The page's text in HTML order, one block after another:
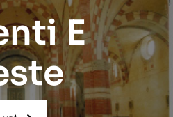
E